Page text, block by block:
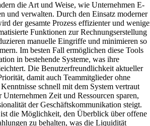
die Art und Weise, wie Unternehmen E-
und verwalten. Durch den Einsatz moderner
der gesamte Prozess effizienter und
Funktionen zur Rechnungserstellung
manuelle Eingriffe und minimieren so
Im besten Fall ermöglichen diese Tools
in bestehende Systeme, was ihre
Die Benutzerfreundlichkeit aktueller
damit auch Teammitglieder ohne
schnell mit dem System vertraut
Zeit und Ressourcen sparen,
der Geschäftskommunikation steigt.
die Möglichkeit, den Überblick über offene
zu behalten, was die Liquidität